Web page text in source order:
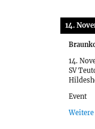
14.
14.
SV
Event